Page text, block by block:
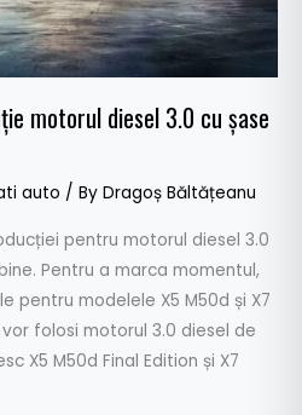
motorul diesel 3.0 cu șase
auto / By Dragoș Băltățeanu
pentru motorul diesel 3.0
Pentru a marca momentul,
pentru modelele X5 M50d și X7
folosi motorul 3.0 diesel de
X5 M50d Final Edition și X7